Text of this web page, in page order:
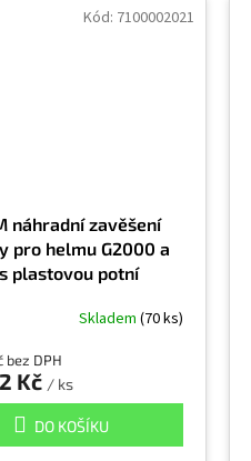
náhradní zavěšení
pro helmu G2000 a
plastovou potní
Skladem (70 ks)
bez DPH
Kč / ks
DO KOŠÍKU
Kód: 7100002021